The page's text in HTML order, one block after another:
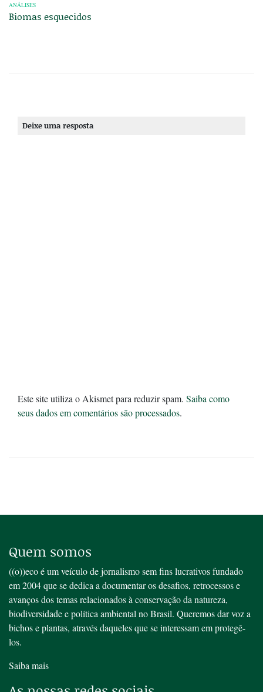
ANÁLISES
Biomas esquecidos
Deixe uma resposta
Este site utiliza o Akismet para reduzir spam. Saiba como
seus dados em comentários são processados.
Quem somos
((o))eco é um veículo de jornalismo sem fins lucrativos fundado
em 2004 que se dedica a documentar os desafios, retrocessos e
avanços dos temas relacionados à conservação da natureza,
biodiversidade e política ambiental no Brasil. Queremos dar voz a
bichos e plantas, através daqueles que se interessam em protegê-
los.
Saiba mais